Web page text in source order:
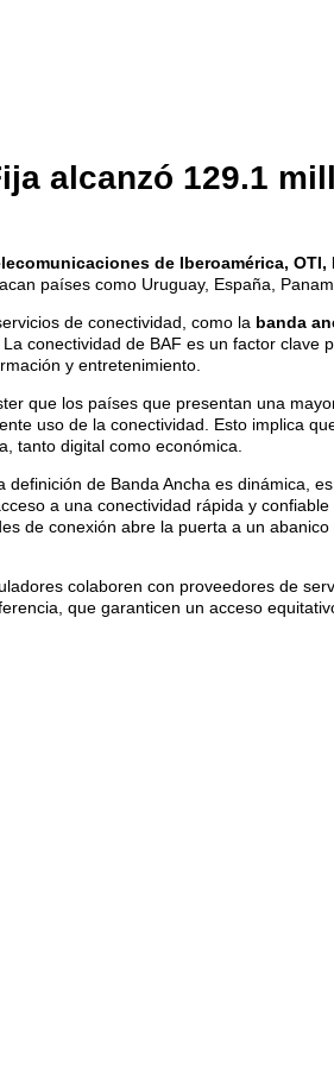
alcanzó 129.1
de Iberoamérica, OTI,
países como Uruguay, España,
de conectividad, como la banda
conectividad de BAF es un factor
y entretenimiento.
que los países que presentan una
uso de la conectividad. Esto implica
tanto digital como económica.
definición de Banda Ancha es dinámica,
a una conectividad rápida y
de conexión abre la puerta a un
colaboren con proveedores de
que garanticen un acceso